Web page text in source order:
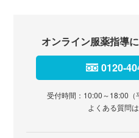
オンライン服薬指導
0120-
受付時間：10:00～18:00（
よくある質問は